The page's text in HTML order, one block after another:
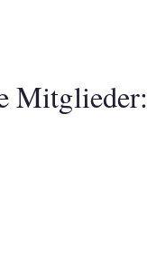
Mitglieder: